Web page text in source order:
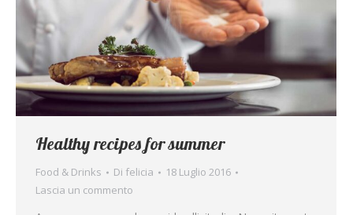
Healthy recipes for summer
Food & Drinks Di felicia
18 Luglio 2016
Lascia un commento